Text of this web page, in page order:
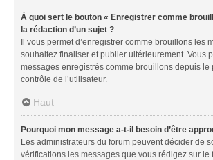
À quoi sert le bouton « Enregistrer comme
la rédaction d’un sujet ?
Il vous permet d’enregistrer comme brouillons les
souhaitez finaliser et publier ultérieurement. Vous
messages enregistrés comme brouillons depuis le
contrôle de l’utilisateur.
Haut
Pourquoi mon message a-t-il besoin d’être
Les administrateurs du forum peuvent décider de
vérifications les messages que vous rédigez sur le